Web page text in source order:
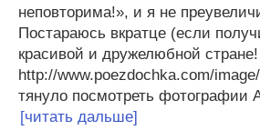
неповторима!», и я не
Постараюсь вкратце (если
красивой и дружелюбной стране!
http://www.poezdochka.com/
тянуло посмотреть фотографии
[читать дальше]